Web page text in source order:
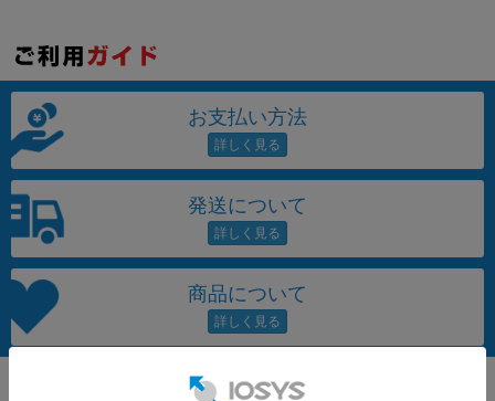
お支払い方法
発送について
商品について
ドライブの絞り込み
ランク
商品状態の絞り込み
「新品」「未使用」「中古」など
CPU
OS
メモリ